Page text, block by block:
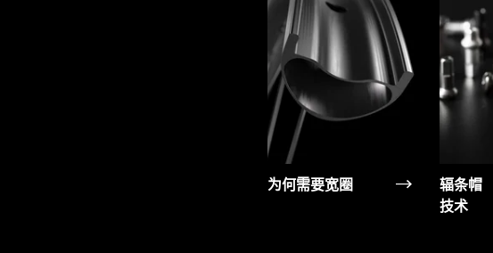
为何需要宽圈
辐条帽
技术